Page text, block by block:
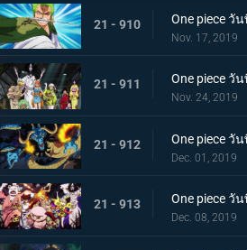
21 - 910
Nov. 17, 2019
21 - 911
Nov. 24, 2019
21 - 912
Dec. 01, 2019
21 - 913
Dec. 08, 2019